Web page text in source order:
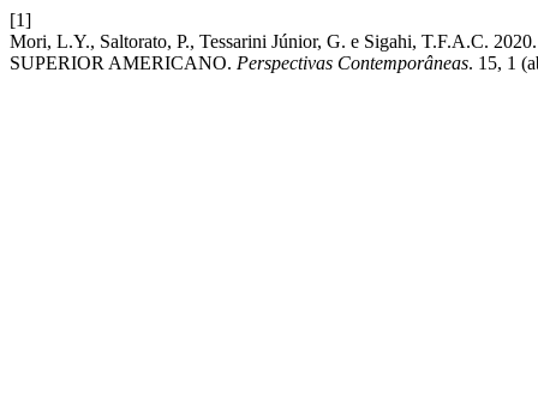
[1]
Mori, L.Y., Saltorato, P., Tessarini Júnior, G. e Sigahi, T.F.A.C.
SUPERIOR AMERICANO. Perspectivas Contemporâneas. 15, 1